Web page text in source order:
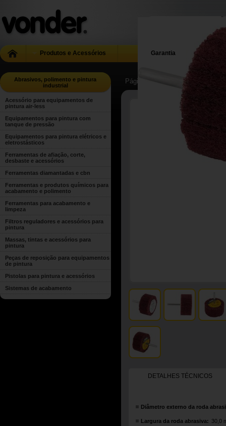
Produtos e Acessórios Garantia
Abrasivos, polimento e pintura
industrial
Acessório para equipamentos de
pintura air-less
Equipamentos para pintura com
tanque de pressão
Equipamentos para pintura elétricos e
eletrostásticos
Ferramentas de afiação, corte,
desbaste e acessórios
Ferramentas diamantadas e cbn
Ferramentas e produtos químicos para
acabamento e polimento
Ferramentas para acabamento e
limpeza
Filtros reguladores e acessórios para
pintura
Massas, tintas e acessórios para
pintura
Peças de reposição para equipamentos
de pintura
Pistolas para pintura e acessórios
Sistemas de acabamento
Página Inicial | Abrasivos,
DETALHES TÉCNICOS
Diâmetro externo da roda
Largura da roda abrasiva: 30,0